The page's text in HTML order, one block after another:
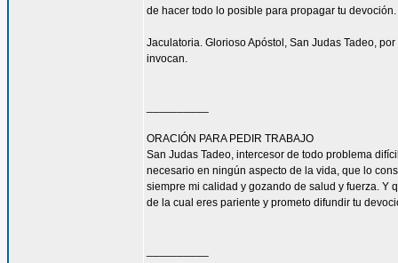
de hacer todo lo posible para propagar tu devoción.
Jaculatoria. Glorioso Apóstol, San Judas Tadeo,
invocan.
ORACIÓN PARA PEDIR TRABAJO
San Judas Tadeo, intercesor de todo problema
necesario en ningún aspecto de la vida, que lo
siempre mi calidad y gozando de salud y fuerza. Y
de la cual eres pariente y prometo difundir tu